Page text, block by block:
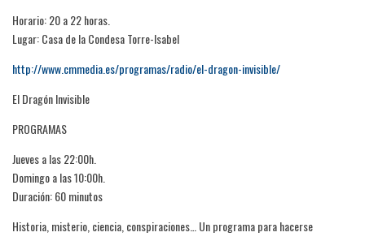
Horario: 20 a 22 horas.
Lugar: Casa de la Condesa Torre-Isabel
http://www.cmmedia.es/programas/radio/el-dragon-invisible/
El Dragón Invisible
PROGRAMAS
Jueves a las 22:00h.
Domingo a las 10:00h.
Duración: 60 minutos
Historia, misterio, ciencia, conspiraciones… Un programa para hacerse